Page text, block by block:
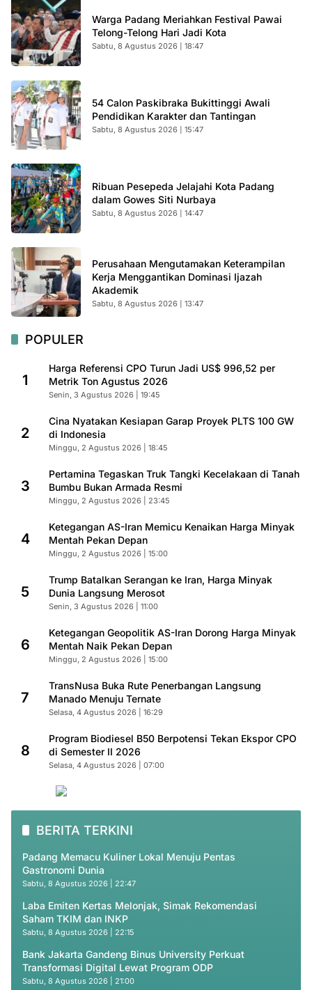
Warga Padang Meriahkan Festival Pawai
Telong-Telong Hari Jadi Kota
Sabtu, 8 Agustus 2026 | 18:47
54 Calon Paskibraka Bukittinggi Awali
Pendidikan Karakter dan Tantingan
Sabtu, 8 Agustus 2026 | 15:47
Ribuan Pesepeda Jelajahi Kota Padang
dalam Gowes Siti Nurbaya
Sabtu, 8 Agustus 2026 | 14:47
Perusahaan Mengutamakan Keterampilan
Kerja Menggantikan Dominasi Ijazah
Akademik
Sabtu, 8 Agustus 2026 | 13:47
POPULER
1
Harga Referensi CPO Turun Jadi US$ 996,52 per
Metrik Ton Agustus 2026
Senin, 3 Agustus 2026 | 19:45
2
Cina Nyatakan Kesiapan Garap Proyek PLTS 100 GW
di Indonesia
Minggu, 2 Agustus 2026 | 18:45
3
Pertamina Tegaskan Truk Tangki Kecelakaan di Tanah
Bumbu Bukan Armada Resmi
Minggu, 2 Agustus 2026 | 23:45
4
Ketegangan AS-Iran Memicu Kenaikan Harga Minyak
Mentah Pekan Depan
Minggu, 2 Agustus 2026 | 15:00
5
Trump Batalkan Serangan ke Iran, Harga Minyak
Dunia Langsung Merosot
Senin, 3 Agustus 2026 | 11:00
6
Ketegangan Geopolitik AS-Iran Dorong Harga Minyak
Mentah Naik Pekan Depan
Minggu, 2 Agustus 2026 | 15:00
7
TransNusa Buka Rute Penerbangan Langsung
Manado Menuju Ternate
Selasa, 4 Agustus 2026 | 16:29
8
Program Biodiesel B50 Berpotensi Tekan Ekspor CPO
di Semester II 2026
Selasa, 4 Agustus 2026 | 07:00
BERITA TERKINI
Padang Memacu Kuliner Lokal Menuju Pentas
Gastronomi Dunia
Sabtu, 8 Agustus 2026 | 22:47
Laba Emiten Kertas Melonjak, Simak Rekomendasi
Saham TKIM dan INKP
Sabtu, 8 Agustus 2026 | 22:15
Bank Jakarta Gandeng Binus University Perkuat
Transformasi Digital Lewat Program ODP
Sabtu, 8 Agustus 2026 | 21:00